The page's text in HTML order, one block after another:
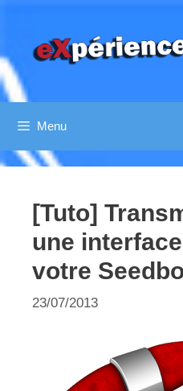
contenu
Menu
[Tuto]
une
votre
23/07/2013